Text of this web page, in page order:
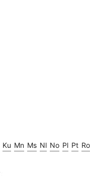
Ku Mn Ms Nl No Pl Pt Ro